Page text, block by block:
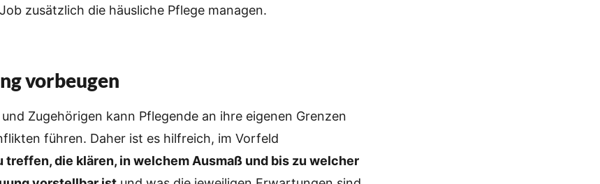
zusätzlich die häusliche Pflege managen.
vorbeugen
Zugehörigen kann Pflegende an ihre eigenen Grenzen
führen. Daher ist es hilfreich, im Vorfeld
treffen, die klären, in welchem Ausmaß und bis zu welcher